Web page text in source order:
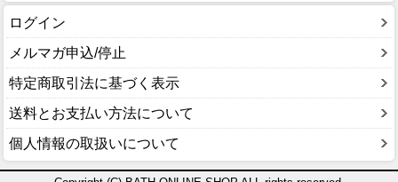
ログイン
メルマガ申込/停止
特定商取引法に基づく表示
送料とお支払い方法について
個人情報の取扱いについて